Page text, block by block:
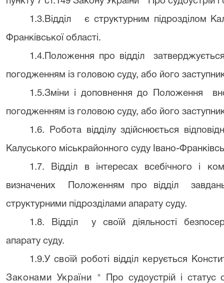
1.3.Відділ є структурним підрозділом
Франківської області.
1.4.Положення про відділ
погодженням із головою суду, або його
1.5.Зміни і доповнення до Положення
погодженням із головою суду, або його
1.6. Робота відділу здійснюється
Калуського міськрайонного суду Івано-
1.7. Відділ в інтересах всебічного і
визначених Положенням про відділ
структурними підрозділами апарату суду.
1.8. Відділ у своїй діяльності
апарату суду.
1.9.У своїй роботі відділ керується
Законами України " Про судоустрій і статус